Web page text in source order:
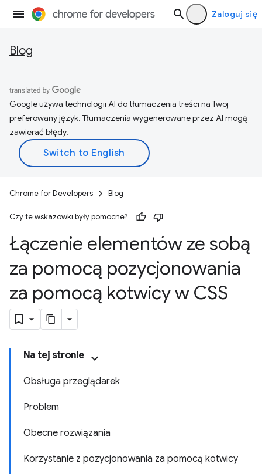
Zaloguj się
Blog
Google używa technologii AI do tłumaczenia treści na Twój
preferowany język. Tłumaczenia wygenerowane przez AI mogą
zawierać błędy.
Chrome for Developers Blog
Czy te wskazówki były pomocne?
Łączenie elementów ze sobą
za pomocą pozycjonowania
za pomocą kotwicy w CSS
Na tej stronie
Obsługa przeglądarek
Problem
Obecne rozwiązania
Korzystanie z pozycjonowania za pomocą kotwicy